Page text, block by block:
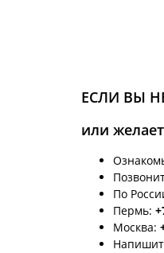
ЕСЛИ ВЫ
или
По
Пермь:
Москва: